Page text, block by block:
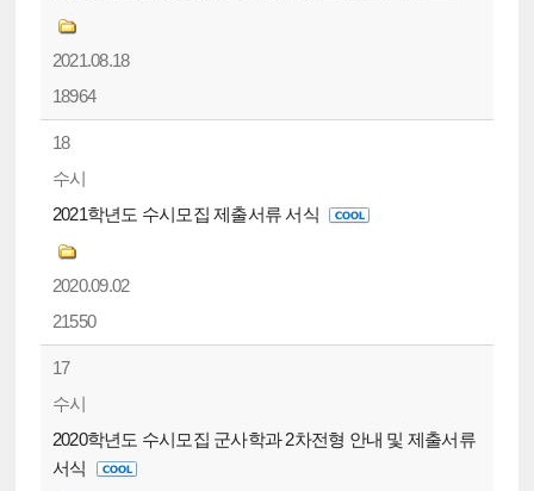
2021.08.18
18964
18
수시
2021학년도 수시모집 제출서류 서식
2020.09.02
21550
17
수시
2020학년도 수시모집 군사학과 2차전형 안내 및 제출서류
서식